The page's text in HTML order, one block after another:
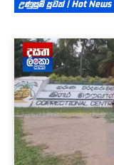
උණුසුම් පුවත් | Hot News